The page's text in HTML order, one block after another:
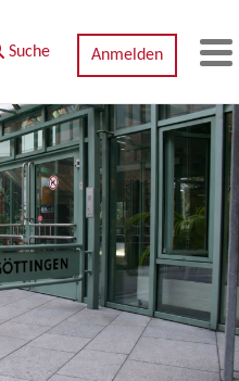
Suche Anmelden